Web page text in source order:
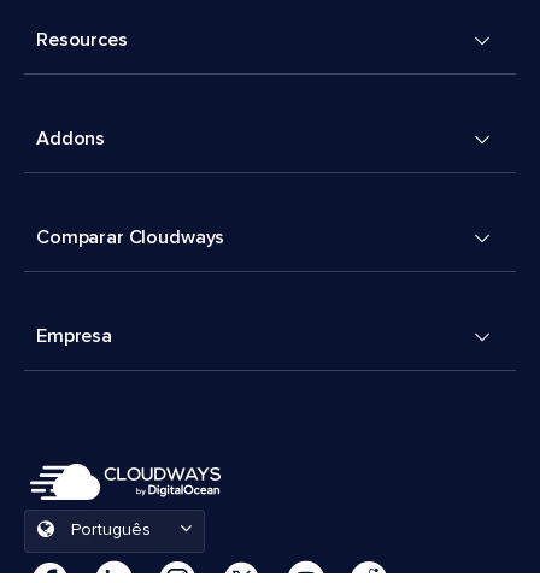
Resources
Addons
Comparar Cloudways
Empresa
Português